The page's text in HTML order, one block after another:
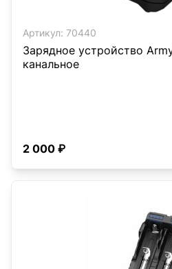
Артикул: 70440
Зарядное устройство
канальное
2 000 ₽